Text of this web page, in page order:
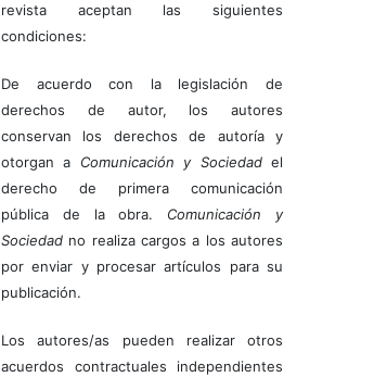
revista aceptan las siguientes
condiciones:
De acuerdo con la legislación de
derechos de autor, los autores
conservan los derechos de autoría y
otorgan a Comunicación y Sociedadel
derecho de primera comunicación
pública de la obra. Comunicación y
Sociedad no realiza cargos a los autores
por enviar y procesar artículos para su
publicación.
Los autores/as pueden realizar otros
acuerdos contractuales independientes